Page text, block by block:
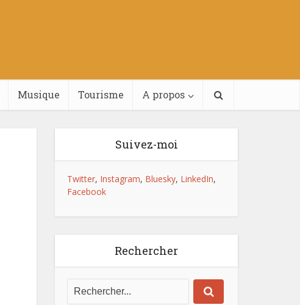
Musique Tourisme A propos
Suivez-moi
Twitter, Instagram, Bluesky, LinkedIn,
Facebook
Rechercher